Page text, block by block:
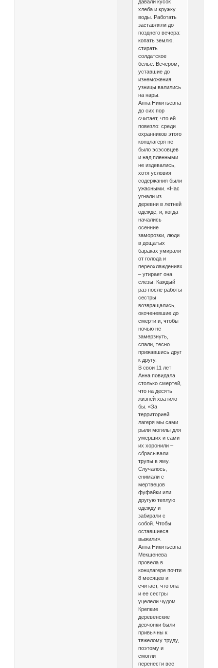
давали кусок
хлеба и кружку
воды. Работать
заставляли до
позднего вечера:
копать землю,
стирать
солдатское
белье. Вечером,
уставшие до
изнеможения,
узницы валились
на нары.
Анна Никитьевна
до сих пор
считает, что ей
повезло: среди
охранников этого
концлагеря не
было эсэсовцев
и над пленными
не издевались,
хотя условия
содержания были
ужасными. «Нас
угнали из
деревни в летней
одежде, и, когда
начались
осенние
заморозки, люди
в дощатых
бараках умирали
от голода и
переохлаждения»,
– утирает она
слезы. Каждый
раз после работы
сестры
возвращались,
окоченевшие до
смерти и, чтобы
ночью не
замерзнуть,
спали, тесно
прижавшись друг
к другу.
В свои 11 лет
Анна повидала
столько смертей,
что на десять
жизней хватило
бы. «За
территорией
лагеря мы сами
рыли могилы для
умерших и сами
их хоронили –
сбрасывали
трупы в яму.
Случалось,
снимали с
мертвецов
фуфайки или
другую теплую
одежду и
забирали с
собой. Чтобы
оставшиеся
выжили».
Анна Никитьевна
Мекшенева
провела в
концлагере почти
8 месяцев и
считает, что она
и ее сестры
уцелели чудом.
Крепкие
деревенские
девчонки были
привычны к
тяжелому труду,
поэтому и
смогли
перенести все